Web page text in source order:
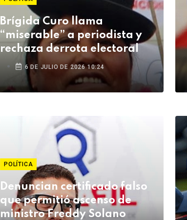
Brígida Curo llama
“miserable” a periodista y
rechaza derrota electoral
6 DE JULIO DE 2026 10:24
POLÍTICA
Denuncian certificado falso
que permitió ascenso de
ministro Freddy Solano